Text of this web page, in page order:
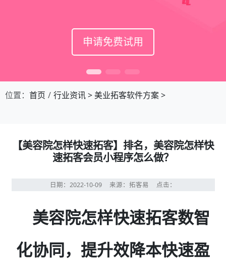
申请免费试用
申请免费试用
申请免费试用
位置： 首页 行业资讯>美业拓客软件方案>
【美容院怎样快速拓客】排名，美容院怎样快
速拓客会员小程序怎么做？
日期：2022-10-09 来源：拓客易 点击：
美容院怎样快速拓客数智
化协同，提升效降本快速盈